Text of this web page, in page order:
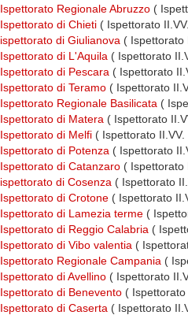
Ispettorato Regionale Abruzzo (
Ispettorato di Chieti ( Ispettorato
ispettorato di Giulianova ( Ispettorato
Ispettorato di L'Aquila ( Ispettorato
Ispettorato di Pescara ( Ispettorato
Ispettorato di Teramo ( Ispettorato
Ispettorato Regionale Basilicata (
Ispettorato di Matera ( Ispettorato
Ispettorato di Melfi ( Ispettorato II.VV.
Ispettorato di Potenza ( Ispettorato
Ispettorato di Catanzaro ( Ispettorato
ispettorato di Cosenza ( Ispettorato
Ispettorato di Crotone ( Ispettorato
Ispettorato di Lamezia terme (
Ispettorato di Reggio Calabria (
Ispettorato di Vibo valentia (
Ispettorato Regionale Campania (
Ispettorato di Avellino ( Ispettorato
Ispettorato di Benevento ( Ispettorato
Ispettorato di Caserta ( Ispettorato